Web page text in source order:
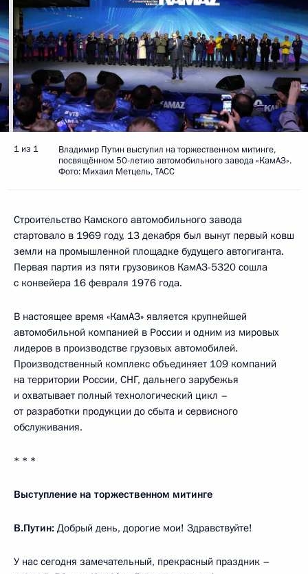
1 из 1
Владимир Путин выступил на торжественном митинге,
посвящённом 50-летию автомобильного завода «КамАЗ».
Фото: Михаил Метцель, ТАСС
Строительство Камского автомобильного завода
стартовало в 1969 году, 13 декабря был вынут первый ковш
земли на промышленной площадке будущего автогиганта.
Первая партия из пяти грузовиков КамАЗ-5320 сошла
с конвейера 16 февраля 1976 года.
В настоящее время «КамАЗ» является крупнейшей
автомобильной компанией в России и одним из мировых
лидеров в производстве грузовых автомобилей.
Производственный комплекс объединяет 109 компаний
на территории России, СНГ, дальнего зарубежья
и охватывает полный технологический цикл –
от разработки продукции до сбыта и сервисного
обслуживания.
* * *
Выступление на торжественном митинге
В.Путин: Добрый день, дорогие мои! Здравствуйте!
У нас сегодня замечательный, прекрасный праздник –